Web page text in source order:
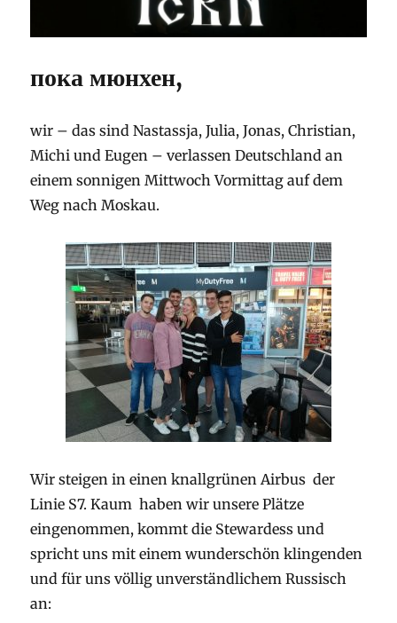
пока мюнхен,
wir – das sind Nastassja, Julia, Jonas, Christian,
Michi und Eugen – verlassen Deutschland an
einem sonnigen Mittwoch Vormittag auf dem
Weg nach Moskau.
Wir steigen in einen knallgrünen Airbus der
Linie S7. Kaum haben wir unsere Plätze
eingenommen, kommt die Stewardess und
spricht uns mit einem wunderschön klingenden
und für uns völlig unverständlichem Russisch
an: